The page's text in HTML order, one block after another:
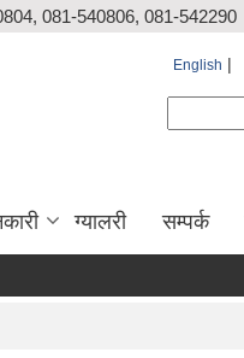
081-540806, 081-542290
English
ग्यालरी सम्पर्क